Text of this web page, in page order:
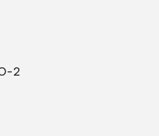
2